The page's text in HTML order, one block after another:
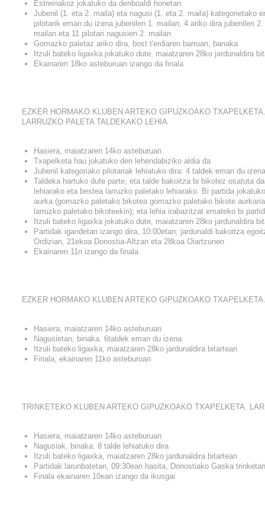
Estreinakoz jokatuko da denboaldi honetan
Jubenil (1. eta 2. maila) eta nagusi (1. eta 2. maila) kategorietako
pilotarik eman du izena jubenilen 1. mailan, 4 ariko dira jubenilen
mailan eta 11 pilotari nagusien 2. mailan
Gomazko paletaz ariko dira, bost t'erdiaren barruan, banaka
Itzuli bateko ligaxka jokatuko dute, maiatzaren 28ko jardunaldira
Ekainaren 18ko asteburuan izango da finala
EZKER HORMAKO KLUBEN ARTEKO GIPUZKOAKO
LARRUZKO PALETA TALDEKAKO LEHIA
Hasiera, maiatzaren 14ko asteburuan
Txapelketa hau jokatuko den lehendabiziko aldia da
Jubenil kategoriako pilotariak lehiatuko dira: 4 taldek eman du
Taldeka hartuko dute parte, eta talde bakoitza bi bikotez osatuta
lehiarako eta bestea larruzko paletako lehiarako. Bi partida
aurka (gomazko paletako bikotea gomazko paletako bikote
larruzko paletako bikoteekin); eta lehia irabazitzat emateko bi
Itzuli bateko ligaxka jokatuko dute, maiatzaren 28ko jardunaldira
Partidak igandetan izango dira, 10:00etan; jardunaldi bakoitza
Ordizian, 21ekoa Donostia-Altzan eta 28koa Oiartzunen
Ekainaren 11n izango da finala
EZKER HORMAKO KLUBEN ARTEKO GIPUZKOAKO
Hasiera, maiatzaren 14ko asteburuan
Nagusietan, binaka. 6taldek eman du izena
Itzuli bateko ligaxka, maiatzaren 28ko jardunaldira bitartean
Finala, ekainaren 11ko asteburuan
TRINKETEKO KLUBEN ARTEKO GIPUZKOAKO TXAPELKETA.
Hasiera, maiatzaren 14ko asteburuan
Nagusiak, binaka. 8 talde lehiatuko dira
Itzuli bateko ligaxka, maiatzaren 28ko jardunaldira bitartean
Partidak larunbatetan, 09:30ean hasita, Donostiako Gaska trinketan
Finala ekainaren 10ean izango da ikusgai